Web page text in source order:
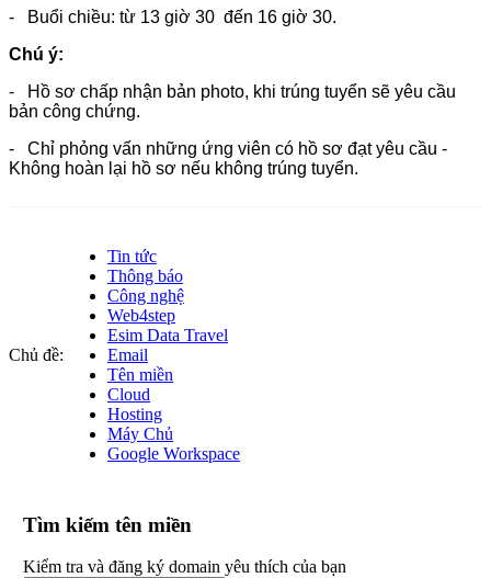
- Buổi chiều: từ 13 giờ 30 đến 16 giờ 30.
Chú ý:
- Hồ sơ chấp nhận bản photo, khi trúng tuyển sẽ yêu cầu
bản công chứng.
- Chỉ phỏng vấn những ứng viên có hồ sơ đạt yêu cầu -
Không hoàn lại hồ sơ nếu không trúng tuyển.
Chủ đề:
Tin tức
Thông báo
Công nghệ
Web4step
Esim Data Travel
Email
Tên miền
Cloud
Hosting
Máy Chủ
Google Workspace
Tìm kiếm tên miền
Kiểm tra và đăng ký domain yêu thích của bạn